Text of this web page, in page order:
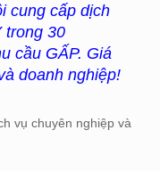
cung cấp dịch
trong 30
cầu GẤP. Giá
doanh nghiệp!
vụ chuyên nghiệp và